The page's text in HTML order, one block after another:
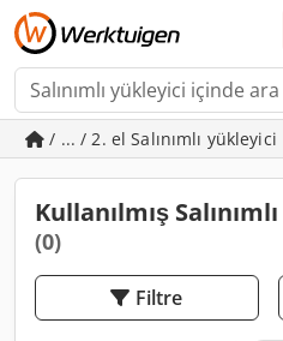
/ ... / 2. el Salınımlı yükleyici
Kullanılmış
(0)
Filtre